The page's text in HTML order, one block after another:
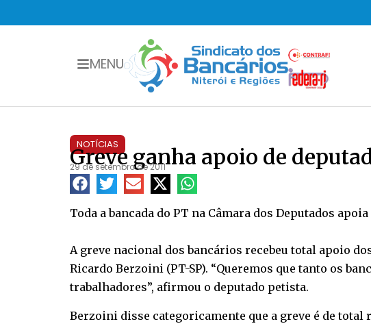
MENU
NOTÍCIAS
Greve ganha apoio de
29 de setembro de 2011
Toda a bancada do PT na Câmara dos Deputados
A greve nacional dos bancários recebeu total apoio
Ricardo Berzoini (PT-SP). “Queremos que tanto os
trabalhadores”, afirmou o deputado petista.
Berzoini disse categoricamente que a greve é de